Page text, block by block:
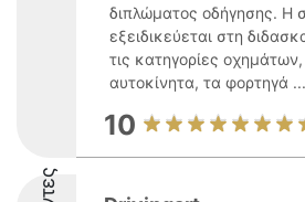
διπλώματος οδήγησης. Η
εξειδικεύεται στη
τις κατηγορίες
αυτοκίνητα, τα φορτηγά ...
10